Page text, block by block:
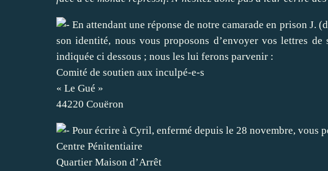
En attendant une réponse de notre camarade en prison J.
son identité, nous vous proposons d’envoyer vos lettres
indiquée ci dessous ; nous les lui ferons parvenir :
Comité de soutien aux inculpé-e-s
« Le Gué »
44220 Couëron
Pour écrire à Cyril, enfermé depuis le 28 novembre, vous
Centre Pénitentiaire
Quartier Maison d’Arrêt